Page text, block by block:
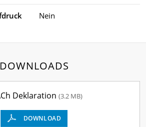
Nein
DOWNLOADS
Deklaration (3.2 MB)
DOWNLOAD